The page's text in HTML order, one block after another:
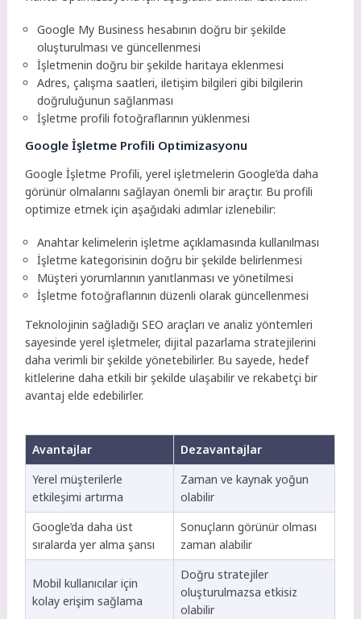
Google My Business hesabının doğru bir şekilde
oluşturulması ve güncellenmesi
İşletmenin doğru bir şekilde haritaya eklenmesi
Adres, çalışma saatleri, iletişim bilgileri gibi bilgilerin
doğruluğunun sağlanması
İşletme profili fotoğraflarının yüklenmesi
Google İşletme Profili Optimizasyonu
Google İşletme Profili, yerel işletmelerin Google’da daha
görünür olmalarını sağlayan önemli bir araçtır. Bu profili
optimize etmek için aşağıdaki adımlar izlenebilir:
Anahtar kelimelerin işletme açıklamasında kullanılması
İşletme kategorisinin doğru bir şekilde belirlenmesi
Müşteri yorumlarının yanıtlanması ve yönetilmesi
İşletme fotoğraflarının düzenli olarak güncellenmesi
Teknolojinin sağladığı SEO araçları ve analiz yöntemleri
sayesinde yerel işletmeler, dijital pazarlama stratejilerini
daha verimli bir şekilde yönetebilirler. Bu sayede, hedef
kitlelerine daha etkili bir şekilde ulaşabilir ve rekabetçi bir
avantaj elde edebilirler.
Avantajlar
Dezavantajlar
Yerel müşterilerle
etkileşimi artırma
Zaman ve kaynak yoğun
olabilir
Google’da daha üst
sıralarda yer alma şansı
Sonuçların görünür olması
zaman alabilir
Mobil kullanıcılar için
kolay erişim sağlama
Doğru stratejiler
oluşturulmazsa etkisiz
olabilir